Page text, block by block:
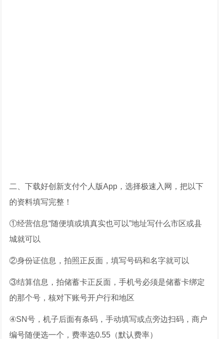
二、下载好创新支付个人版App，选择极速入网，把以下
的资料填写完整！
①经营信息“随便填或填真实也可以”地址写什么市区或县
城就可以
②身份证信息，拍照正反面，填写号码和名字就可以
③结算信息，拍储蓄卡正反面，手机号必须是储蓄卡绑定
的那个号，核对下账号开户行和地区
④SN号，机子后面有条码，手动填写或点旁边扫码，商户
编号随便选一个，费率选0.55（默认费率）